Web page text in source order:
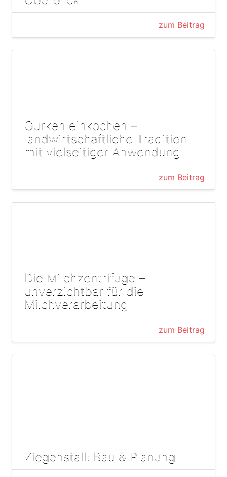
zum Beitrag
Gurken einkochen –
landwirtschaftliche Tradition
mit vielseitiger Anwendung
zum Beitrag
Die Milchzentrifuge –
unverzichtbar für die
Milchverarbeitung
zum Beitrag
Ziegenstall: Bau & Planung